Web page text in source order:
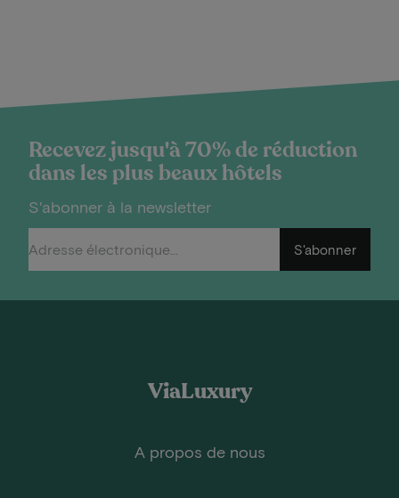
Recevez jusqu'à 70% de réduction
dans les plus beaux hôtels
S'abonner à la newsletter
S'abonner
ViaLuxury
A propos de nous